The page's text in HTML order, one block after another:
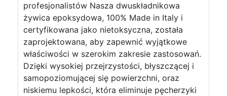
profesjonalistów Nasza dwuskładnikowa
żywica epoksydowa, 100% Made in Italy i
certyfikowana jako nietoksyczna, została
zaprojektowana, aby zapewnić wyjątkowe
właściwości w szerokim zakresie zastosowań.
Dzięki wysokiej przejrzystości, błyszczącej i
samopoziomującej się powierzchni, oraz
niskiemu lepkości, która eliminuje pęcherzyki